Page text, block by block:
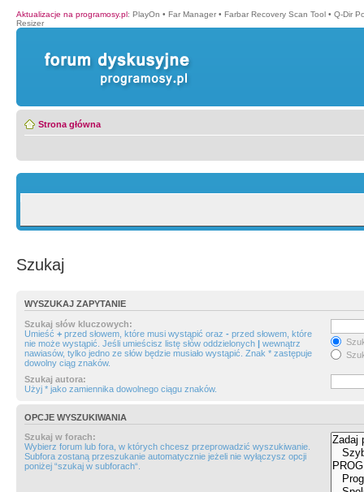
Aktualizacje na programosy.pl: PlayOn • Far Manager • Farbar Recovery Scan Tool • Q-Dir
Resizer
Strona główna
Szukaj
WYSZUKAJ ZAPYTANIE
Szukaj słów kluczowych:
Umieść + przed słowem, które musi wystąpić oraz - przed słowem, które
nie może wystąpić. Jeśli umieścisz listę słów oddzielonych | wewnątrz
nawiasów, tylko jedno ze słów będzie musiało wystąpić. Znak * zastępuje
dowolny ciąg znaków.
Szukaj autora:
Użyj * jako zamiennika dowolnego ciągu znaków.
OPCJE WYSZUKIWANIA
Szukaj w forach:
Wybierz forum lub fora, w których chcesz przeprowadzić wyszukiwanie.
Subfora zostaną przeszukanie automatycznie jeżeli nie wyłączysz opcji
poniżej “szukaj w subforach“.